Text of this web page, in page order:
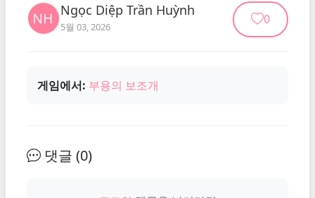
Ngọc Diệp Trần Huỳnh
5월 03, 2026 0
게임에서: 부용의 보조개
댓글 (0)